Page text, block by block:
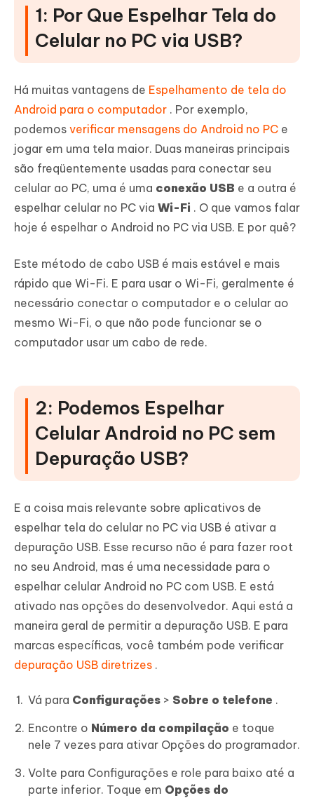
1: Por Que Espelhar Tela do
Celular no PC via USB?
Há muitas vantagens de Espelhamento de tela do
Android para o computador . Por exemplo,
podemos verificar mensagens do Android no PC e
jogar em uma tela maior. Duas maneiras principais
são freqüentemente usadas para conectar seu
celular ao PC, uma é uma conexão USB e a outra é
espelhar celular no PC via Wi-Fi . O que vamos falar
hoje é espelhar o Android no PC via USB. E por quê?
Este método de cabo USB é mais estável e mais
rápido que Wi-Fi. E para usar o Wi-Fi, geralmente é
necessário conectar o computador e o celular ao
mesmo Wi-Fi, o que não pode funcionar se o
computador usar um cabo de rede.
2: Podemos Espelhar
Celular Android no PC sem
Depuração USB?
E a coisa mais relevante sobre aplicativos de
espelhar tela do celular no PC via USB é ativar a
depuração USB. Esse recurso não é para fazer root
no seu Android, mas é uma necessidade para o
espelhar celular Android no PC com USB. E está
ativado nas opções do desenvolvedor. Aqui está a
maneira geral de permitir a depuração USB. E para
marcas específicas, você também pode verificar
depuração USB diretrizes .
Vá para Configurações > Sobre o telefone .
Encontre o Número da compilação e toque
nele 7 vezes para ativar Opções do programador.
Volte para Configurações e role para baixo até a
parte inferior. Toque em Opções do